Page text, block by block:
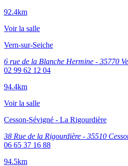
92.4km
Voir la salle
Vern-sur-Seiche
6 rue de la Blanche Hermine - 35770
02 99 62 12 04
94.4km
Voir la salle
Cesson-Sévigné - La Rigourdière
38 Rue de la Rigourdière - 35510
06 65 37 16 88
94.5km